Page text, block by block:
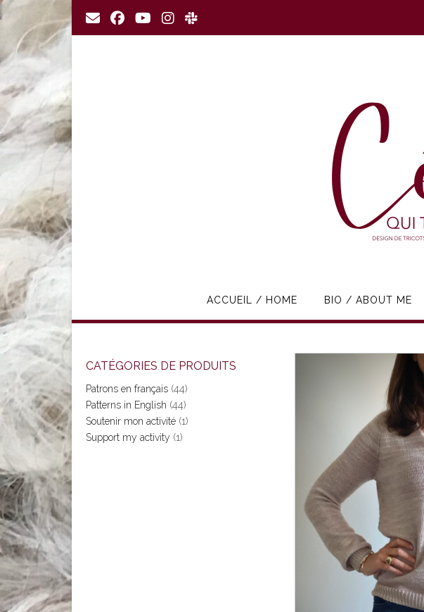
Skip
to
content
ACCUEIL / HOME BIO / ABOUT ME
CATÉGORIES DE PRODUITS
Patrons en français (44)
Patterns in English (44)
Soutenir mon activité (1)
Support my activity (1)